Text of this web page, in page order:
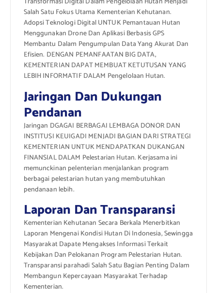
Salah Satu Fokus Utama Kementerian Kehutanan.
Adopsi Teknologi Digital UNTUK Pemantauan Hutan
Menggunakan Drone Dan Aplikasi Berbasis GPS
Membantu Dalam Pengumpulan Data Yang Akurat Dan
Efisien. DENGAN PEMANFAATAN BIG DATA,
KEMENTERIAN DAPAT MEMBUAT KETUTUSAN YANG
LEBIH INFORMATIF DALAM Pengelolaan Hutan.
Jaringan Dan Dukungan
Pendanan
Jaringan DGAGAI BERBAGAI LEMBAGA DONOR DAN
INSTITUSI KEUIGADI MENJADI BAGIAN DARI STRATEGI
KEMENTERIAN UNTUK MENDAPATKAN DUKANGAN
FINANSIAL DALAM Pelestarian Hutan. Kerjasama ini
memunckinan pelenterian menjalankan program
berbagai pelestarian hutan yang membutuhkan
pendanaan lebih.
Laporan Dan Transparansi
Kementerian Kehutanan Secara Berkala Menerbitkan
Laporan Mengenai Kondisi Hutan Di Indonesia, Sewingga
Masyarakat Dapate Mengakses Informasi Terkait
Kebijakan Dan Pelokanan Program Pelestarian Hutan.
Transparansi parahadi Salah Satu Bagian Penting Dalam
Membangun Kepercayaan Masyarakat Terhadap
Kementerian.